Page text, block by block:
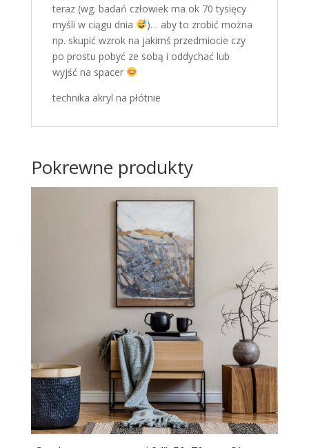
teraz (wg. badań człowiek ma ok 70 tysięcy
myśli w ciągu dnia
)… aby to zrobić można
np. skupić wzrok na jakimś przedmiocie czy
po prostu pobyć ze sobą i oddychać lub
wyjść na spacer
technika akryl na płótnie
Pokrewne produkty